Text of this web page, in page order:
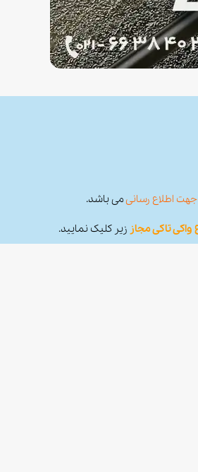
اطلاع رسانیمی باشد.
واکی تاکی مجاز زیر کلیک نمایید.